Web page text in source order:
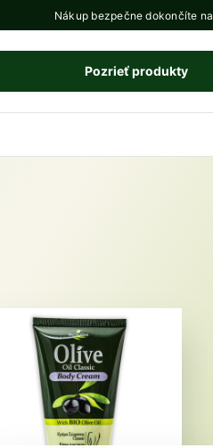
Nákup bezpečne dokončíte na
Pozrieť produkty